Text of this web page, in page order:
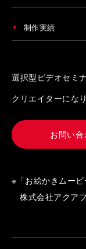
制作実績
選択型ビデオセミ
クリエイターにな
お問い
※「お絵かきムー
株式会社アクア